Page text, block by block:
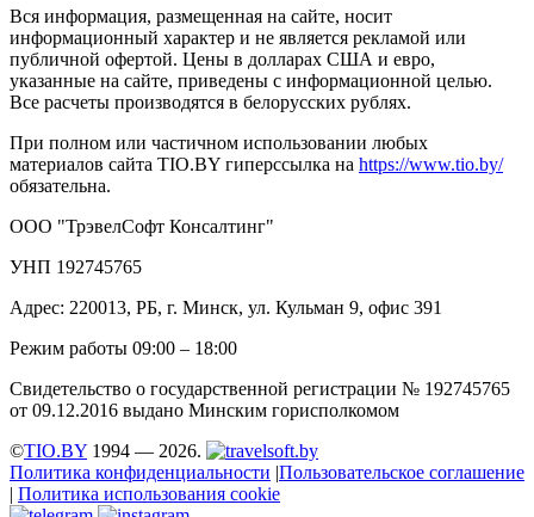
Вся информация, размещенная на сайте, носит
информационный характер и не является рекламой или
публичной офертой. Цены в долларах США и евро,
указанные на сайте, приведены с информационной целью.
Все расчеты производятся в белорусских рублях.
При полном или частичном использовании любых
материалов сайта TIO.BY гиперссылка на https://www.tio.by/
обязательна.
ООО "ТрэвелСофт Консалтинг"
УНП 192745765
Адрес: 220013, РБ, г. Минск, ул. Кульман 9, офис 391
Режим работы 09:00 – 18:00
Свидетельство о государственной регистрации № 192745765
от 09.12.2016 выдано Минским горисполкомом
©TIO.BY 1994 — 2026.
Политика конфиденциальности |Пользовательское соглашение
| Политика использования cookie